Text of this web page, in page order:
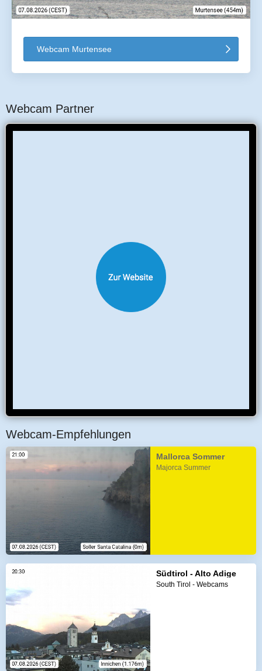
Webcam Murtensee
Webcam Partner
Webcam-Empfehlungen
Mallorca Sommer
Majorca Summer
Südtirol - Alto Adige
South Tirol - Webcams